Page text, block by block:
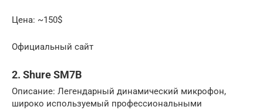
Цена: ~150$
Официальный сайт
2. Shure SM7B
Описание: Легендарный динамический микрофон,
широко используемый профессиональными